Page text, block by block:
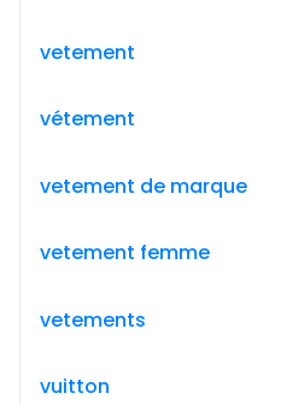
vetement
vétement
vetement de marque
vetement femme
vetements
vuitton